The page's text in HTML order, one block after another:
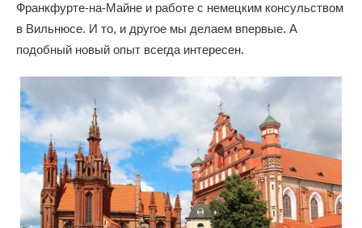
Франкфурте-на-Майне и работе с немецким консульством
в Вильнюсе. И то, и другое мы делаем впервые. А
подобный новый опыт всегда интересен.